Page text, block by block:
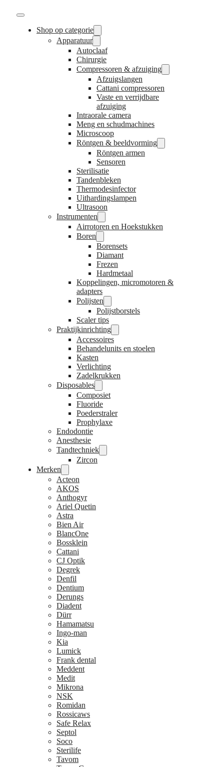
Shop op categorie
Apparatuur
Autoclaaf
Chirurgie
Compressoren & afzuiging
Afzuigslangen
Cattani compressoren
Vaste en verrijdbare
afzuiging
Intraorale camera
Meng en schudmachines
Microscoop
Röntgen & beeldvorming
Röntgen armen
Sensoren
Sterilisatie
Tandenbleken
Thermodesinfector
Uithardingslampen
Ultrasoon
Instrumenten
Airrotoren en Hoekstukken
Boren
Borensets
Diamant
Frezen
Hardmetaal
Koppelingen, micromotoren &
adapters
Polijsten
Polijstborstels
Scaler tips
Praktijkinrichting
Accessoires
Behandelunits en stoelen
Kasten
Verlichting
Zadelkrukken
Disposables
Composiet
Fluoride
Poederstraler
Prophylaxe
Endodontie
Anesthesie
Tandtechniek
Zircon
Merken
Acteon
AKOS
Anthogyr
Ariel Quetin
Astra
Bien Air
BlancOne
Bossklein
Cattani
CJ Optik
Degrek
Denfil
Dentium
Derungs
Diadent
Dürr
Hamamatsu
Ingo-man
Kia
Lumick
Frank dental
Meddent
Medit
Mikrona
NSK
Romidan
Rossicaws
Safe Relax
Septol
Soco
Sterilife
Tavom